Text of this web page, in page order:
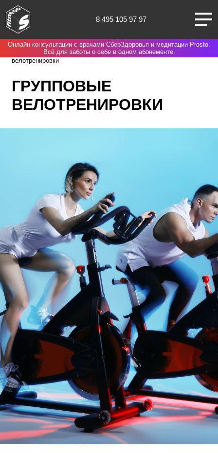
8 495 105 97 97
Санкт-Петербург
О НАС
ТРЕНИРОВКИ
ЧЛЕНАМ КЛУБА
АКЦИИ
НОВОСТИ
Онлайн-консультации с врачами СберЗдоровья и медитации Prosto.
Всё для заботы о себе в одном абонементе.
Spirit. Fitness Нас выбирают потому что
Групповые
велотренировки
ГРУППОВЫЕ
ВЕЛОТРЕНИРОВКИ